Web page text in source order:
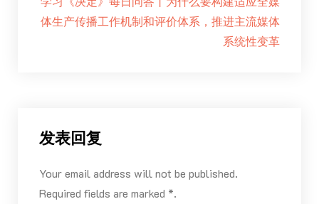
体生产传播工作机制和评价体系，推进主流媒体
系统性变革
发表回复
Your email address will not be published.
Required fields are marked *.